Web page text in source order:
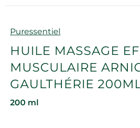
Marque
Puressentiel
HUILE MASSAGE
MUSCULAIRE
GAULTHÉRIE
200 ml